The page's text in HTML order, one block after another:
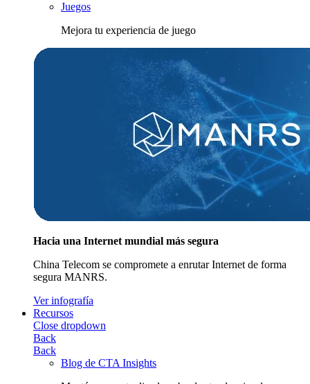
Juegos
Mejora tu experiencia de juego
Hacia una Internet mundial más segura
China Telecom se compromete a enrutar Internet de forma
segura MANRS.
Ver infografía
Recursos
Close dropdown
Back
Back
Blog de CTA Insights